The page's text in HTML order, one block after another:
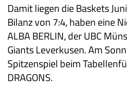
Damit liegen die Baskets
Bilanz von 7:4, haben eine
ALBA BERLIN, der UBC
Giants Leverkusen. Am
Spitzenspiel beim
DRAGONS.